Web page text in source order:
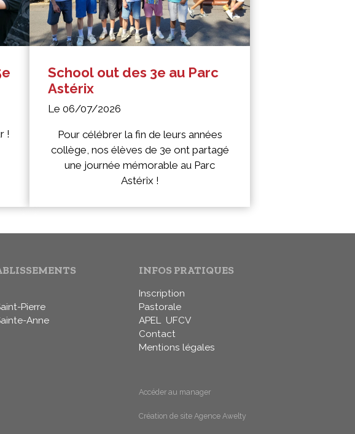
!
School out des 3e au Parc
Astérix
Le 06/07/2026
Pour célébrer la fin de leurs années
collège, nos élèves de 3e ont partagé
une journée mémorable au Parc
Astérix !
Pierre
Anne
INFOS PRATIQUES
Inscription
Pastorale
APEL UFCV
Contact
Mentions légales
Accéder au manager
Création de site Agence Awelty